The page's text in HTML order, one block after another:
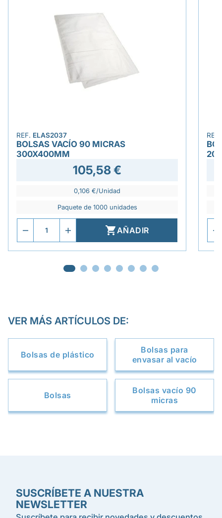
REF. ELAS2037
BOLSAS VACÍO 90 MICRAS
300X400MM
105,58 €
0,106 €/Unidad
Paquete de 1000 unidades
AÑADIR
VER MÁS ARTÍCULOS DE:
Bolsas de plástico
Bolsas para
envasar al vacío
Bolsas
Bolsas vacío 90
micras
SUSCRÍBETE A NUESTRA
NEWSLETTER